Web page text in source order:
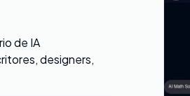
de IA
designers,